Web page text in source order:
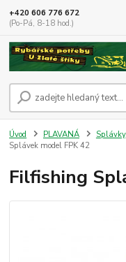
+420 606 776 672
(Po-Pá, 8-18 hod.)
Úvod PLAVANÁ
Splávek model FPK 42
Filfishing